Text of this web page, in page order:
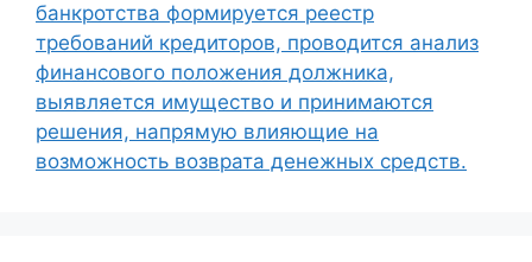
банкротства формируется реестр
требований кредиторов, проводится анализ
финансового положения должника,
выявляется имущество и принимаются
решения, напрямую влияющие на
возможность возврата денежных средств.